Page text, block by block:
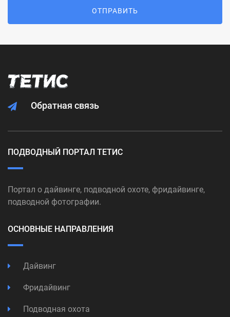
ОТПРАВИТЬ
Обратная связь
ПОДВОДНЫЙ ПОРТАЛ ТЕТИС
Портал о дайвинге, подводной охоте, фридайвинге,
подводной фотографии.
ОСНОВНЫЕ НАПРАВЛЕНИЯ
Дайвинг
Фридайвинг
Подводная охота